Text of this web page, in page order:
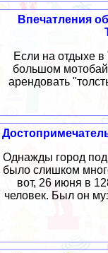
Впечатления
Если на отдыхе в
большом
арендовать
Однажды город
было слишком
вот, 26 июня в
человек. Был он